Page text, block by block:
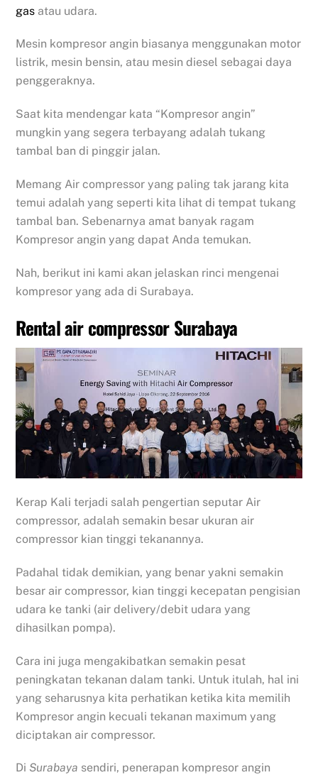
gas atau udara.
Mesin kompresor angin biasanya menggunakan motor
listrik, mesin bensin, atau mesin diesel sebagai daya
penggeraknya.
Saat kita mendengar kata “Kompresor angin”
mungkin yang segera terbayang adalah tukang
tambal ban di pinggir jalan.
Memang Air compressor yang paling tak jarang kita
temui adalah yang seperti kita lihat di tempat tukang
tambal ban. Sebenarnya amat banyak ragam
Kompresor angin yang dapat Anda temukan.
Nah, berikut ini kami akan jelaskan rinci mengenai
kompresor yang ada di Surabaya.
Rental air compressor Surabaya
Kerap Kali terjadi salah pengertian seputar Air
compressor, adalah semakin besar ukuran air
compressor kian tinggi tekanannya.
Padahal tidak demikian, yang benar yakni semakin
besar air compressor, kian tinggi kecepatan pengisian
udara ke tanki (air delivery/debit udara yang
dihasilkan pompa).
Cara ini juga mengakibatkan semakin pesat
peningkatan tekanan dalam tanki. Untuk itulah, hal ini
yang seharusnya kita perhatikan ketika kita memilih
Kompresor angin kecuali tekanan maximum yang
diciptakan air compressor.
Di Surabaya sendiri, penerapan kompresor angin